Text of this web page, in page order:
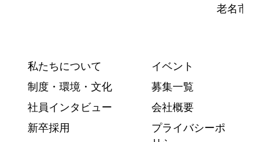
老名市
私たちについて
制度・環境・文化
社員インタビュー
新卒採用
イベント
募集一覧
会社概要
プライバシーポ